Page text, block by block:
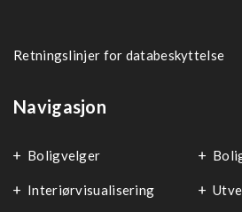
Retningslinjer for databeskyttelse
Navigasjon
Boligvelger
Interiørvisualisering